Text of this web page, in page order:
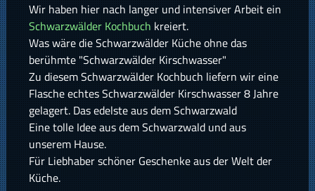
Wir haben hier nach langer und intensiver Arbeit ein
Schwarzwälder Kochbuch kreiert.
Was wäre die Schwarzwälder Küche ohne das
berühmte "Schwarzwälder Kirschwasser"
Zu diesem Schwarzwälder Kochbuch liefern wir eine
Flasche echtes Schwarzwälder Kirschwasser 8 Jahre
gelagert. Das edelste aus dem Schwarzwald
Eine tolle Idee aus dem Schwarzwald und aus
unserem Hause.
Für Liebhaber schöner Geschenke aus der Welt der
Küche.